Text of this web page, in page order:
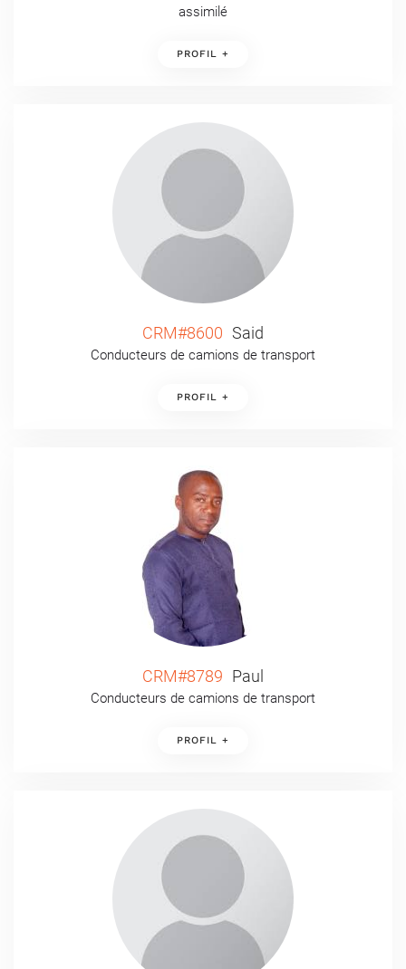
assimilé
PROFIL +
CRM#8600 Said
Conducteurs de camions de transport
PROFIL +
CRM#8789 Paul
Conducteurs de camions de transport
PROFIL +